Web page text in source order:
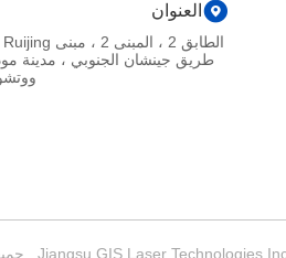
العنوان
طريق جينشان الجنوبي ، مدينة